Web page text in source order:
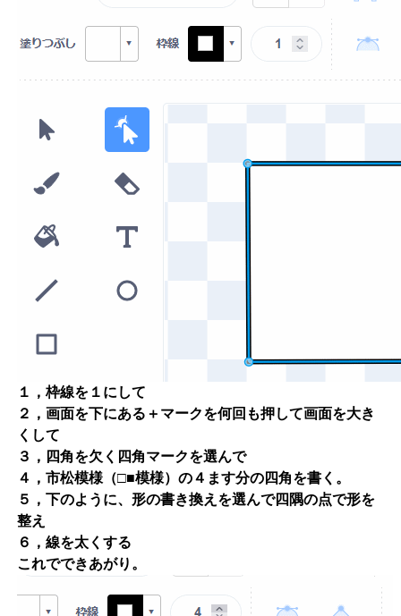
１，枠線を１にして
２，画面を下にある＋マークを何回も押して画面を大き
くして
３，四角を欠く四角マークを選んで
４，市松模様（□■模様）の４ます分の四角を書く。
５，下のように、形の書き換えを選んで四隅の点で形を
整え
６，線を太くする
これでできあがり。